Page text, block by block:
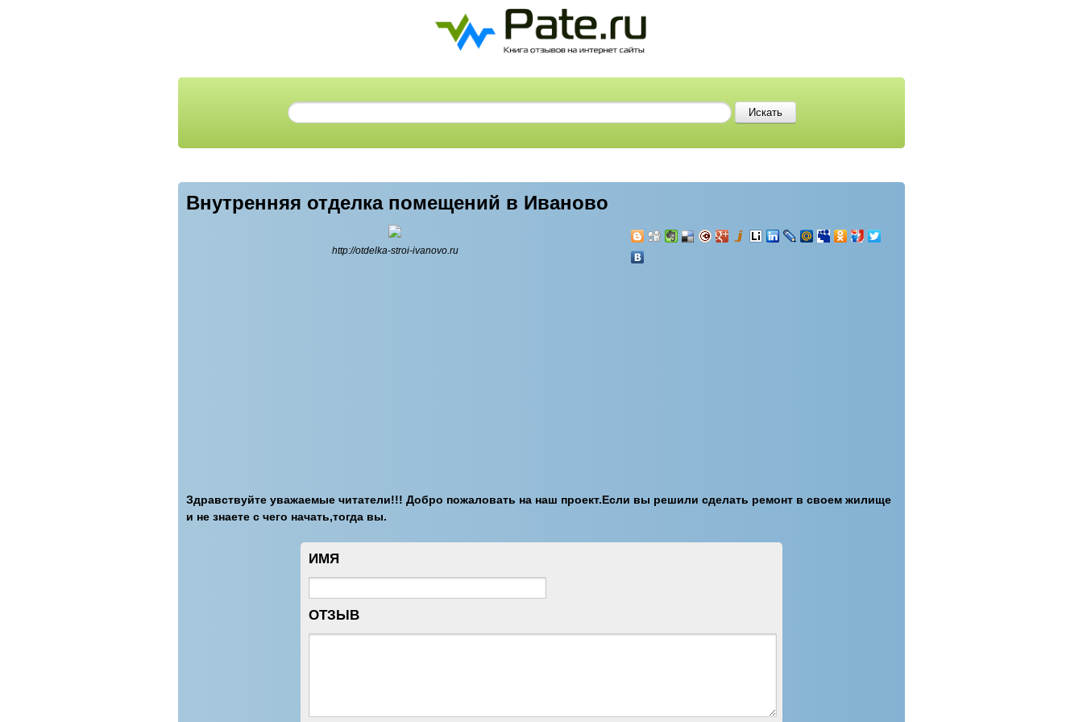
Внутренняя отделка помещений в Иваново
http://otdelka-stroi-ivanovo.ru
Здравствуйте уважаемые читатели!!! Добро пожаловать на наш проект.Если вы решили сделать ремонт в своем жилище
и не знаете с чего начать,тогда вы.
ИМЯ
ОТЗЫВ